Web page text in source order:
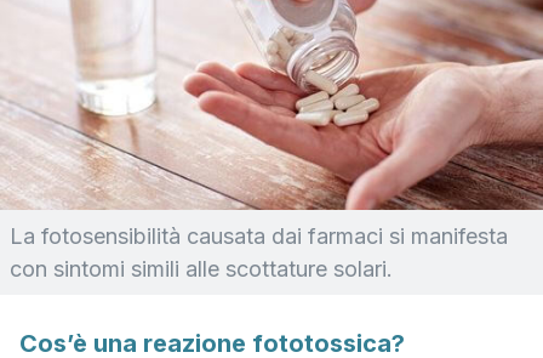
La fotosensibilità causata dai farmaci si manifesta
con sintomi simili alle scottature solari.
Cos’è una reazione fototossica?